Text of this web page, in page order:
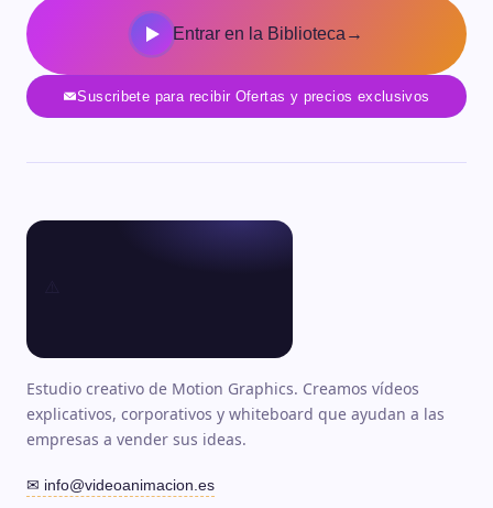
Entrar en la Biblioteca →
Suscribete para recibir Ofertas y precios exclusivos
Estudio creativo de Motion Graphics. Creamos vídeos
explicativos, corporativos y whiteboard que ayudan a las
empresas a vender sus ideas.
✉ info@videoanimacion.es